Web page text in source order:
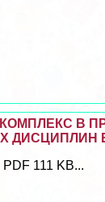
В
ДИСЦИПЛИН
111 KB...